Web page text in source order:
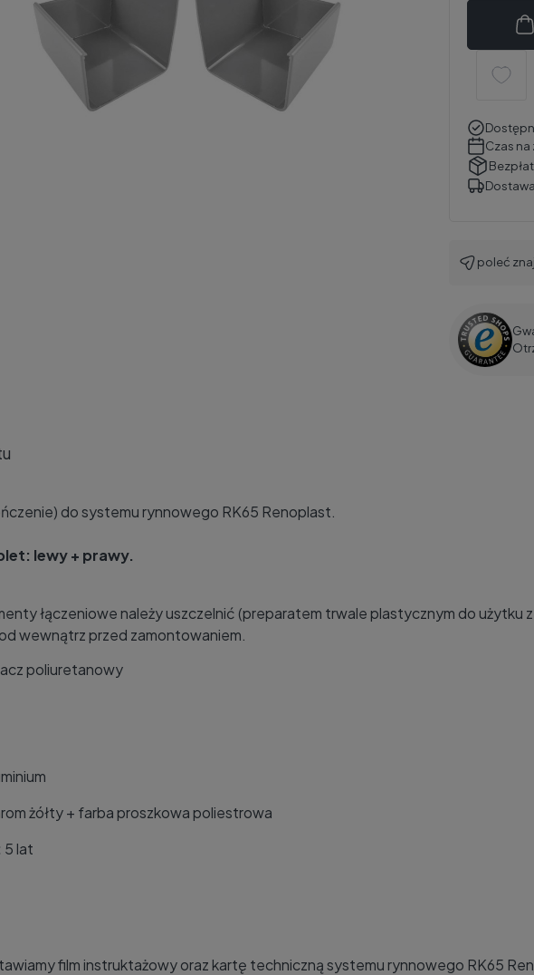
Czas na
poleć
do systemu rynnowego RK65 Renoplast.
lewy + prawy.
łączeniowe należy uszczelnić (preparatem trwale plastycznym do użytku
wewnątrz przed zamontowaniem.
poliuretanowy
żółty + farba proszkowa poliestrowa
5 lat
film instruktażowy oraz kartę techniczną systemu rynnowego RK65